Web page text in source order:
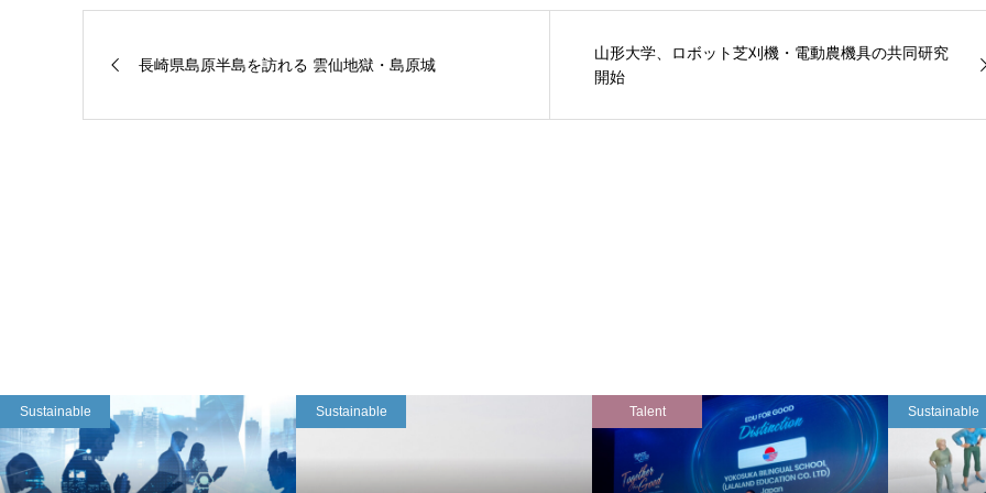
長崎県島原半島を訪れる 雲仙地獄・島原城
山形大学、ロボット芝刈機・電動農機具の共同研究
開始
Sustainable Sustainable Talent Sustainable